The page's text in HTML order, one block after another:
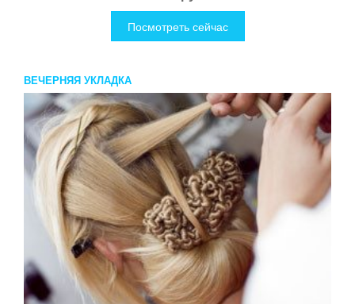
Посмотреть сейчас
ВЕЧЕРНЯЯ УКЛАДКА